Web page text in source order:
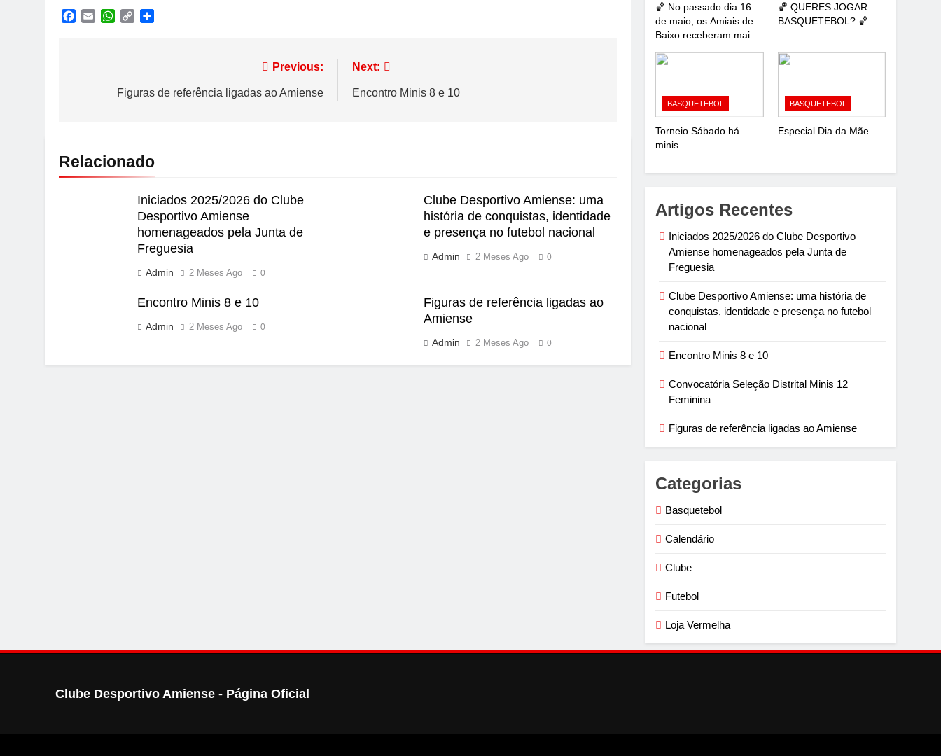
Facebook
EmailWhatsApp
Copy
Previous:
Figuras de referência ligadas ao Amiense
Next:
Encontro Minis 8 e 10
Relacionado
Iniciados 2025/2026 do Clube
Desportivo Amiense
homenageados pela Junta de
Freguesia
Admin 2 Meses Ago 0
Clube Desportivo Amiense: uma
história de conquistas, identidade
e presença no futebol nacional
Admin 2 Meses Ago 0
Encontro Minis 8 e 10
Admin 2 Meses Ago 0
Figuras de referência ligadas ao
Amiense
Admin 2 Meses Ago 0
🏀 No passado dia 16
de maio, os Amiais de
Baixo receberam mais
basquetebol com o
𝐅𝐞𝐦𝐢𝐧𝐢𝐧𝐨!
🏀 QUERES JOGAR
BASQUETEBOL? 🏀
BASQUETEBOL
Torneio Sábado há
minis
BASQUETEBOL
Especial Dia da Mãe
Artigos Recentes
Iniciados 2025/2026 do Clube Desportivo
Amiense homenageados pela Junta de
Freguesia
Clube Desportivo Amiense: uma história de
conquistas, identidade e presença no futebol
nacional
Encontro Minis 8 e 10
Convocatória Seleção Distrital Minis 12
Feminina
Figuras de referência ligadas ao Amiense
Categorias
Basquetebol
Calendário
Clube
Futebol
Loja Vermelha
Clube Desportivo Amiense - Página Oficial